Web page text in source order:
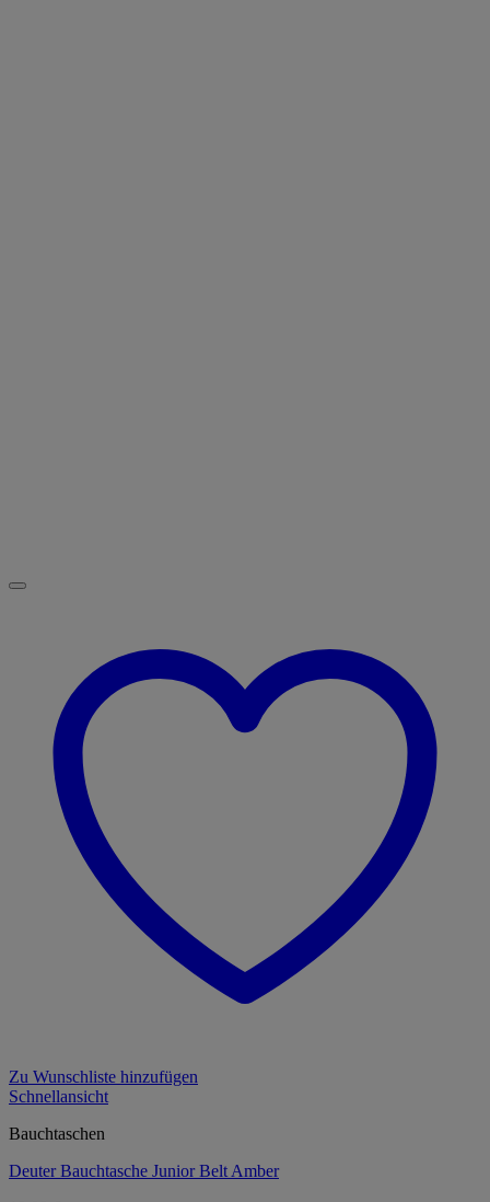
Zu Wunschliste hinzufügen
Schnellansicht
Bauchtaschen
Deuter Bauchtasche Junior Belt Amber